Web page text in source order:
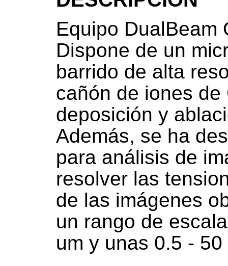
Equipo DualBeam
Dispone de un
barrido de alta
cañón de iones
deposición y
Además, se ha
para análisis de
resolver las
de las imágenes
un rango de
um y unas 0.5 -